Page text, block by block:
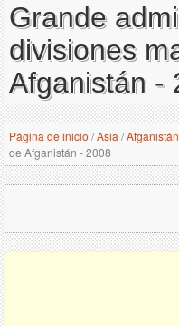
Grande
divisiones
Afganistán -
Página de inicio /Asia /Afganistán
de Afganistán - 2008